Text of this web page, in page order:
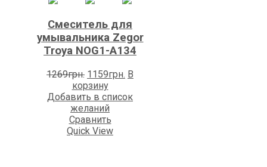
Смеситель для
умывальника Zegor
Trоya NOG1-A134
1269грн. Первоначальная
цена
составляла
1269грн..
1159грн. Текущая
1159грн..
В
корзину
Добавить в список
желаний
Сравнить
Quick View